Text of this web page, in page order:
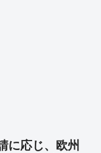
に応じ、欧州